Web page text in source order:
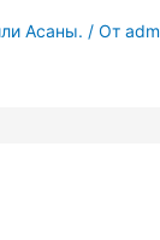
Асаны. / От